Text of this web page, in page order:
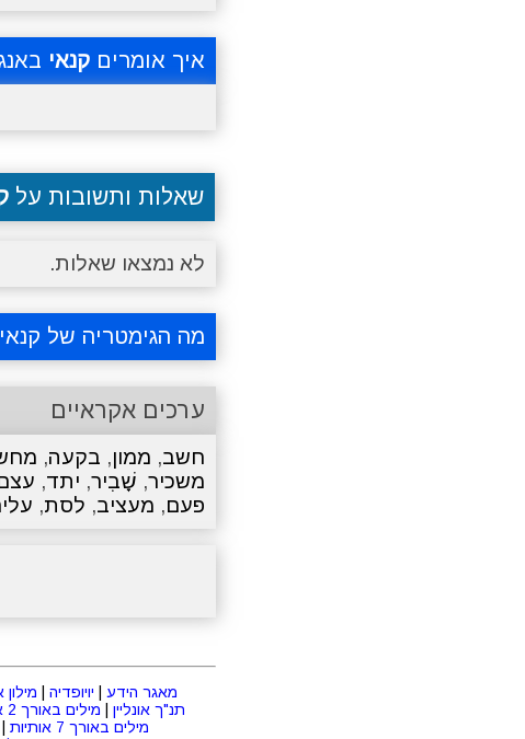
איך אומרים קנאי
שאלות ותשובות על
לא נמצאו שאלות.
מה הגימטריה של קנאי
ערכים אקראיים
חשב, ממון, בקעה,
משכיר, שָׁבִיר, יתד,
פעם, מעציב, לסת,
מאגר הידע יויופדיה
תנ"ך אונליין
מילים באורך 2 אותיות
מילים באורך 7 אותיות